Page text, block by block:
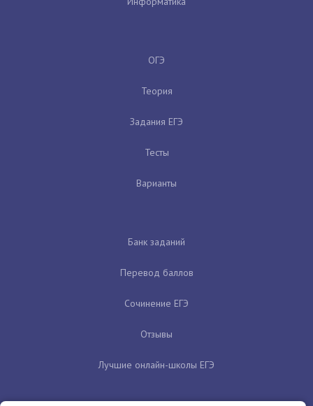
ОГЭ
Теория
Задания ЕГЭ
Тесты
Варианты
Банк заданий
Перевод баллов
Сочинение ЕГЭ
Отзывы
Лучшие онлайн-школы ЕГЭ